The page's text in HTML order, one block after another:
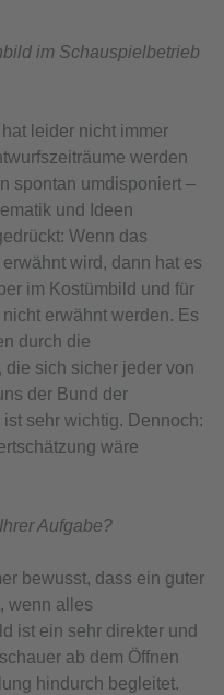
im Schauspielbetrieb
leider nicht immer
werden
spontan umdisponiert –
und Ideen
Wenn das
wird, dann hat es
im Kostümbild und für
erwähnt werden. Es
durch die
, die sich sicher jeder von
der Bund der
sehr wichtig. Dennoch:
wäre
Aufgabe?
bewusst, dass ein guter
wenn alles
ist ein sehr direkter und
ab dem Öffnen
hindurch begleitet.